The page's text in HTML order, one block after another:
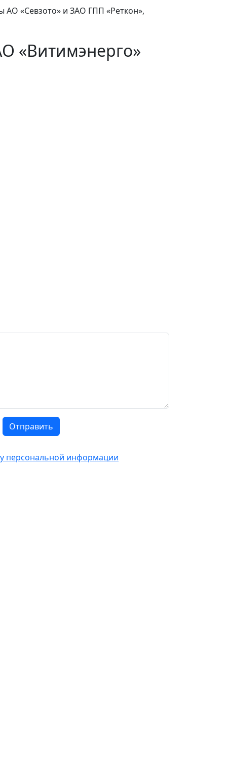
АО «Севзото» и ЗАО ГПП «Реткон»,
«Витимэнерго»
Отправить
персональной информации